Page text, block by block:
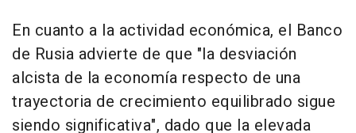
En cuanto a la actividad económica, el Banco
de Rusia advierte de que "la desviación
alcista de la economía respecto de una
trayectoria de crecimiento equilibrado sigue
siendo significativa", dado que la elevada